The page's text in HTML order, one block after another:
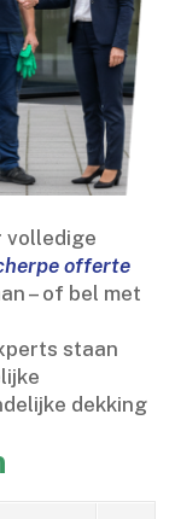
volledige
offerte
– of bel met
staan
dekking